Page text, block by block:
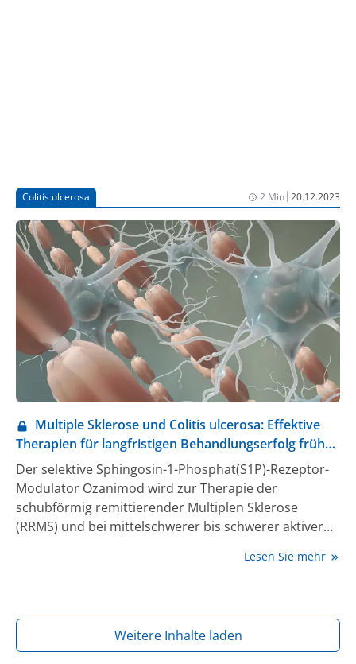
Colitis ulcerosa 2 Min|20.12.2023
Multiple Sklerose und Colitis ulcerosa: Effektive
Therapien für langfristigen Behandlungserfolg früh
einsetzen
Der selektive Sphingosin-1-Phosphat(S1P)-Rezeptor-
Modulator Ozanimod wird zur Therapie der
schubförmig remittierender Multiplen Sklerose
(RRMS) und bei mittelschwerer bis schwerer aktiver
Interimsanalyse der nicht-interventionellen Studie
Fachpressegespräch plädierten Expert:innen aus
Neurologie und Gastroenterologie für einen
Lesen Sie mehr
Weitere Inhalte laden